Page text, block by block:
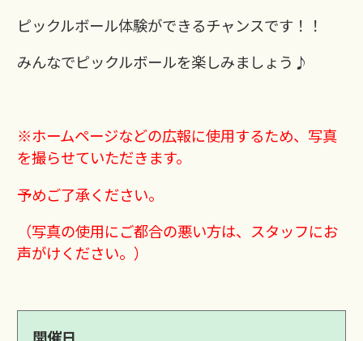
ピックルボール体験ができるチャンスです！！
みんなでピックルボールを楽しみましょう♪
※ホームページなどの広報に使用するため、写真
を撮らせていただきます。
予めご了承ください。
（写真の使用にご都合の悪い方は、スタッフにお
声がけください。）
開催日